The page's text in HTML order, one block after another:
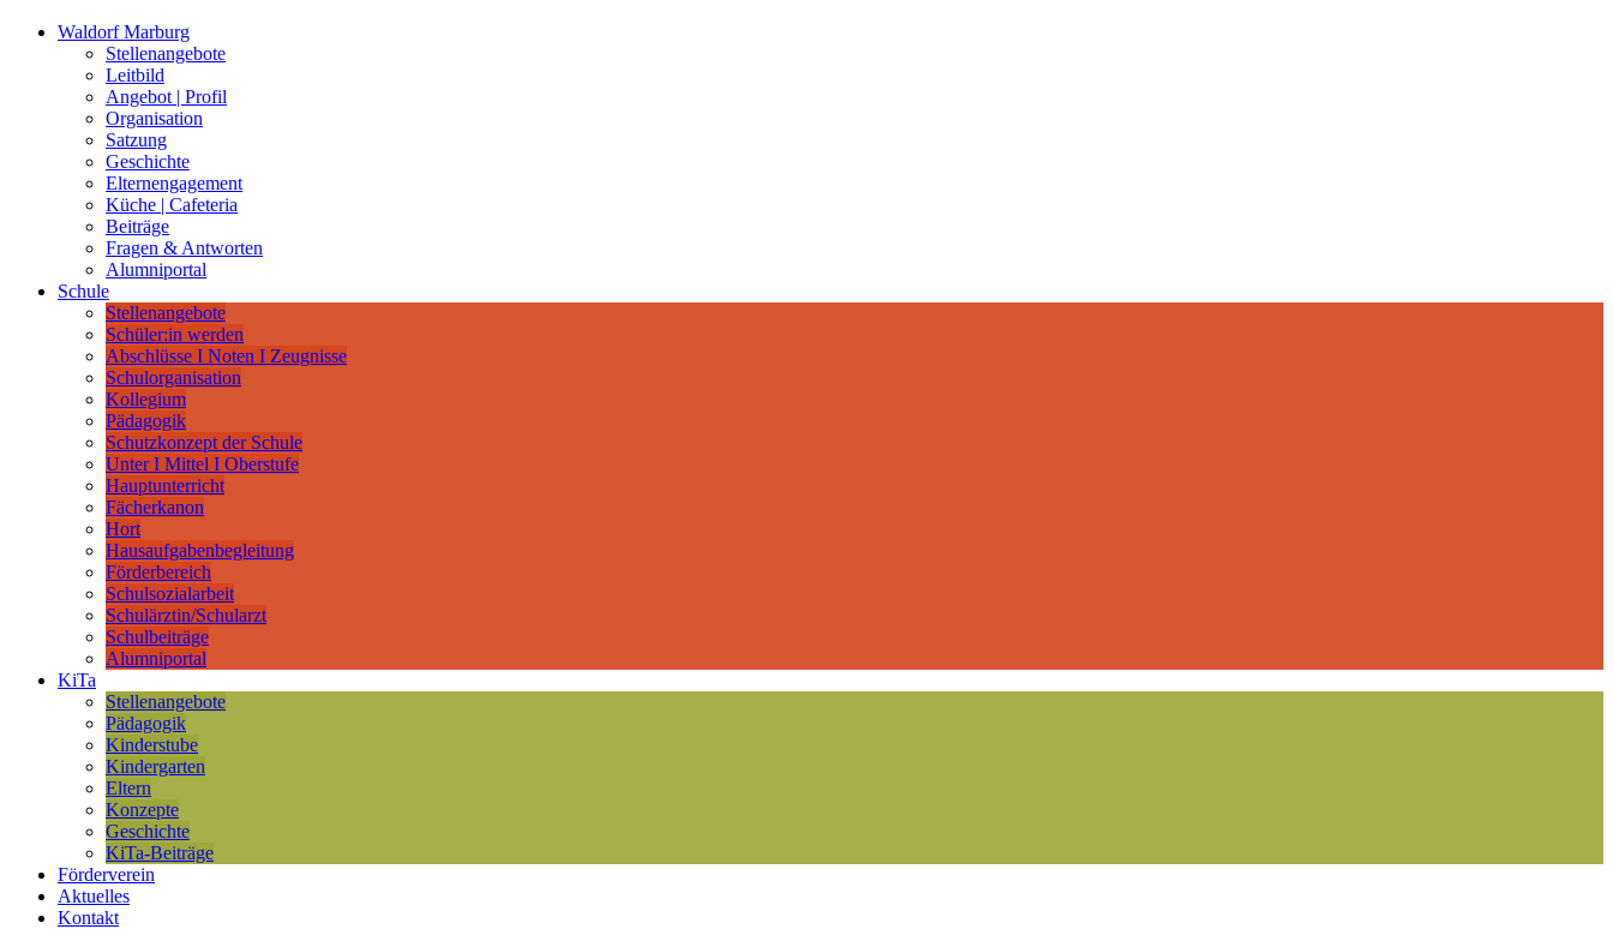
Waldorf Marburg
Stellenangebote
Leitbild
Angebot | Profil
Organisation
Satzung
Geschichte
Elternengagement
Küche | Cafeteria
Beiträge
Fragen & Antworten
Alumniportal
Schule
Stellenangebote
Schüler:in werden
Abschlüsse I Noten I Zeugnisse
Schulorganisation
Kollegium
Pädagogik
Schutzkonzept der Schule
Unter I Mittel I Oberstufe
Hauptunterricht
Fächerkanon
Hort
Hausaufgabenbegleitung
Förderbereich
Schulsozialarbeit
Schulärztin/Schularzt
Schulbeiträge
Alumniportal
KiTa
Stellenangebote
Pädagogik
Kinderstube
Kindergarten
Eltern
Konzepte
Geschichte
KiTa-Beiträge
Förderverein
Aktuelles
Kontakt